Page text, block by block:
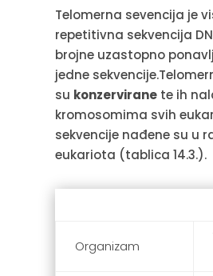
Telomerna sevencija je
repetitivna sekvencija
brojne uzastopno
jedne
su konzerviranete ih
kromosomima svih
sekvencije nađene su u
eukariota (tablica 14.3.).
Organizam